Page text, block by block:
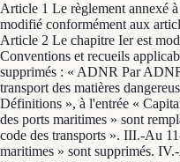
Article 1 Le règlement annexé
modifié conformément aux
Article 2 Le chapitre Ier est
Conventions et recueils
supprimés : « ADNR Par
transport des matières
Définitions », à l'entrée «
des ports maritimes » sont
code des transports ». III.-Au
maritimes » sont supprimés.